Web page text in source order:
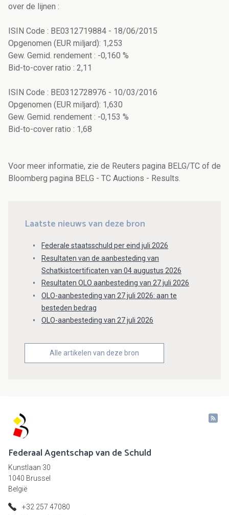
over de lijnen :
ISIN Code : BE0312719884 - 18/06/2015
Opgenomen (EUR miljard): 1,253
Gew. Gemid. rendement : -0,160 %
Bid-to-cover ratio : 2,11
ISIN Code : BE0312728976 - 10/03/2016
Opgenomen (EUR miljard): 1,630
Gew. Gemid. rendement : -0,153 %
Bid-to-cover ratio : 1,68
Voor meer informatie, zie de Reuters pagina BELG/TC of de
Bloomberg pagina BELG - TC Auctions - Results.
Laatste nieuws van deze bron
Federale staatsschuld per eind juli 2026
Resultaten van de aanbesteding van
Schatkistcertificaten van 04 augustus 2026
Resultaten OLO aanbesteding van 27 juli 2026
OLO-aanbesteding van 27 juli 2026: aan te
besteden bedrag
OLO-aanbesteding van 27 juli 2026
Alle artikelen van deze bron
Federaal Agentschap van de Schuld
Kunstlaan 30
1040 Brussel
België
+32 257 47080